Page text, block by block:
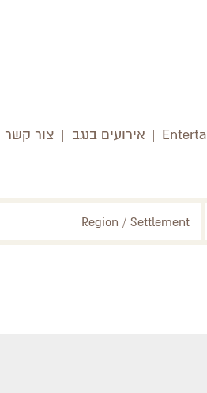
| אירועים בנגב | צור קשר
Region / Settlement